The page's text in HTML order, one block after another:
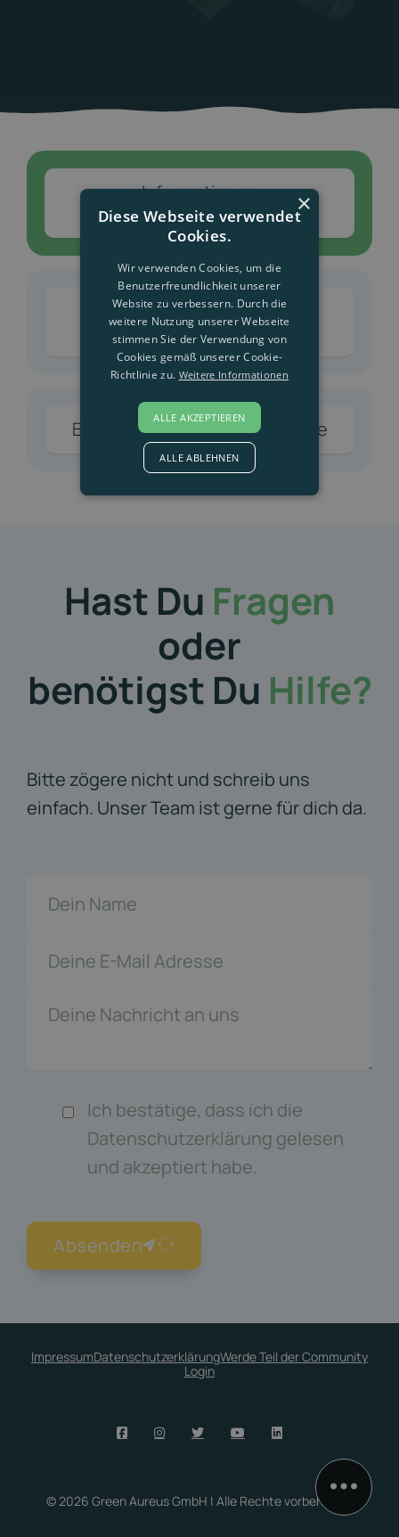
Informationen
zum Produkt
CO2-
Neutralisierung
Blockchain-basierte Lieferkette
Hast Du Fragen
oder
benötigst Du Hilfe?
Bitte zögere nicht und schreib uns
einfach. Unser Team ist gerne für dich da.
Ich bestätige, dass ich die
Datenschutzerklärung gelesen
und akzeptiert habe.
Absenden
© 2026 Green Aureus GmbH | Alle Rechte vorbehalten
ImpressumDatenschutzerklärungWerde Teil der Community
Login
×
Diese Webseite verwendet
Cookies.
Wir verwenden Cookies, um die
Benutzerfreundlichkeit unserer
Website zu verbessern. Durch die
weitere Nutzung unserer Webseite
stimmen Sie der Verwendung von
Cookies gemäß unserer Cookie-
Richtlinie zu. Weitere Informationen
ALLE AKZEPTIEREN
ALLE ABLEHNEN